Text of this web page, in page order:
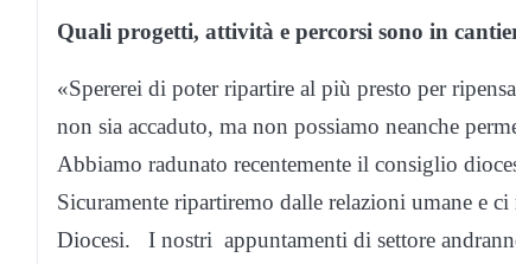
Quali progetti, attività e percorsi sono in
«Spererei di poter ripartire al più presto per
non sia accaduto, ma non possiamo neanche
Abbiamo radunato recentemente il consiglio
Sicuramente ripartiremo dalle relazioni umane e
Diocesi. I nostri appuntamenti di settore